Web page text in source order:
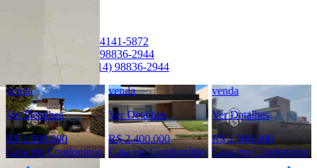
(14) 4141-5872
(14) 98836-2944
(14) 98836-2944
venda
Ver Detalhes
R$ 2.600.000
Casa em Condomínio
venda
Ver Detalhes
R$ 2.400.000
Casa em Condomínio
venda
Ver Detalhes
R$ 1.980.000
Casa em Condomínio